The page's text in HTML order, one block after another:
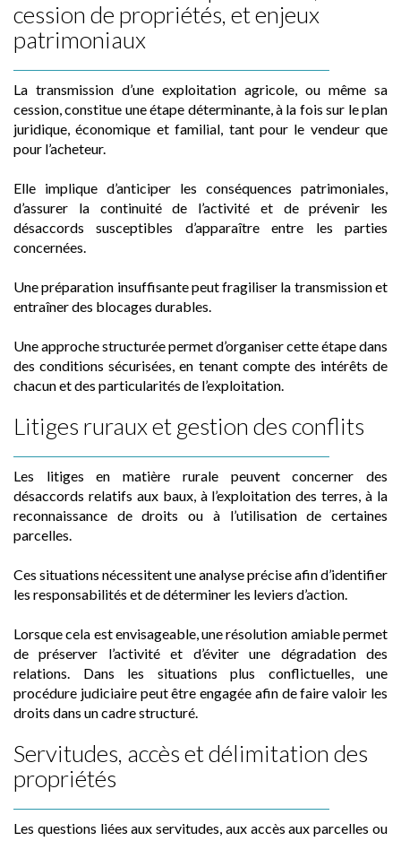
cession de propriétés, et enjeux
patrimoniaux
La transmission d’une exploitation agricole, ou même sa
cession, constitue une étape déterminante, à la fois sur le plan
juridique, économique et familial, tant pour le vendeur que
pour l’acheteur.
Elle implique d’anticiper les conséquences patrimoniales,
d’assurer la continuité de l’activité et de prévenir les
désaccords susceptibles d’apparaître entre les parties
concernées.
Une préparation insuffisante peut fragiliser la transmission et
entraîner des blocages durables.
Une approche structurée permet d’organiser cette étape dans
des conditions sécurisées, en tenant compte des intérêts de
chacun et des particularités de l’exploitation.
Litiges ruraux et gestion des conflits
Les litiges en matière rurale peuvent concerner des
désaccords relatifs aux baux, à l’exploitation des terres, à la
reconnaissance de droits ou à l’utilisation de certaines
parcelles.
Ces situations nécessitent une analyse précise afin d’identifier
les responsabilités et de déterminer les leviers d’action.
Lorsque cela est envisageable, une résolution amiable permet
de préserver l’activité et d’éviter une dégradation des
relations. Dans les situations plus conflictuelles, une
procédure judiciaire peut être engagée afin de faire valoir les
droits dans un cadre structuré.
Servitudes, accès et délimitation des
propriétés
Les questions liées aux servitudes, aux accès aux parcelles ou